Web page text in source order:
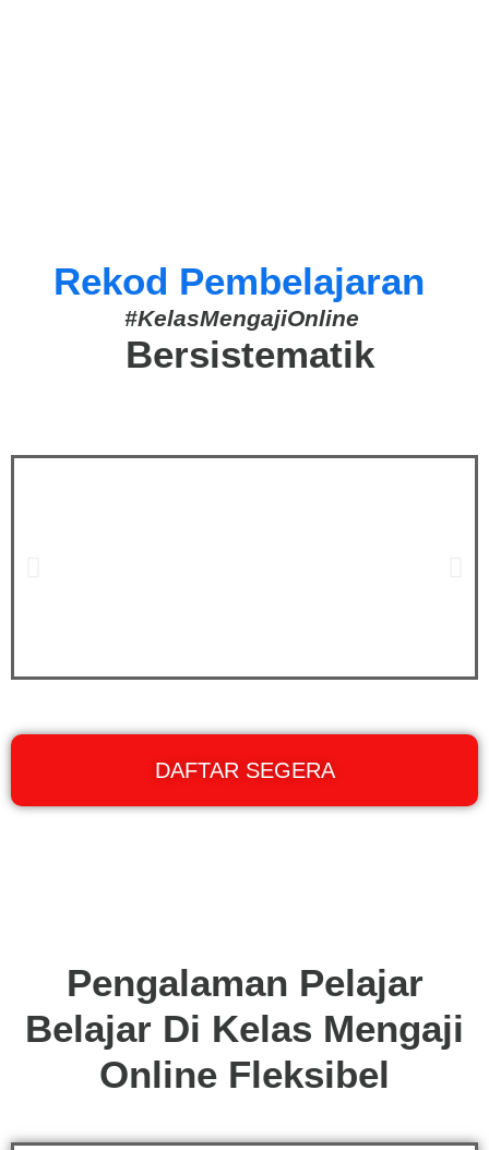
Rekod Pembelajaran
#KelasMengajiOnline
Bersistematik
DAFTAR SEGERA
Pengalaman Pelajar
Belajar Di Kelas Mengaji
Online Fleksibel